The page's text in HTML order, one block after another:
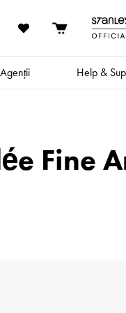
Help &
Fine